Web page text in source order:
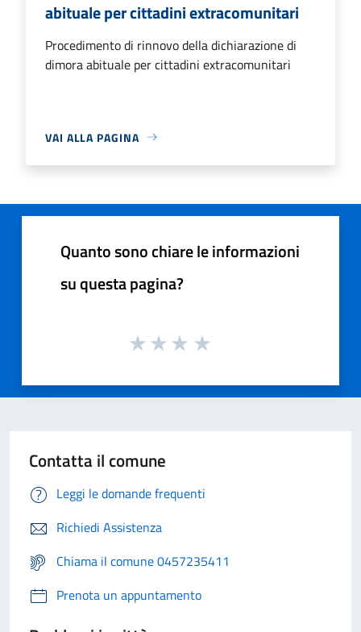
abituale per cittadini extracomunitari
Procedimento di rinnovo della dichiarazione di
dimora abituale per cittadini extracomunitari
VAI ALLA PAGINA
Quanto sono chiare le informazioni
su questa pagina?
Contatta il comune
Leggi le domande frequenti
Richiedi Assistenza
Chiama il comune 0457235411
Prenota un appuntamento